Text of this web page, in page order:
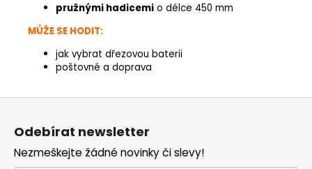
pružnými hadicemi o délce 450 mm
MŮŽE SE HODIT:
jak vybrat dřezovou baterii
poštovné a doprava
Z
Odebírat newsletter
Nezmeškejte žádné novinky či slevy!